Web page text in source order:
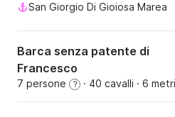
San Giorgio Di Gioiosa Marea
Barca senza patente di
Francesco
7 persone ? · 40 cavalli · 6 metri